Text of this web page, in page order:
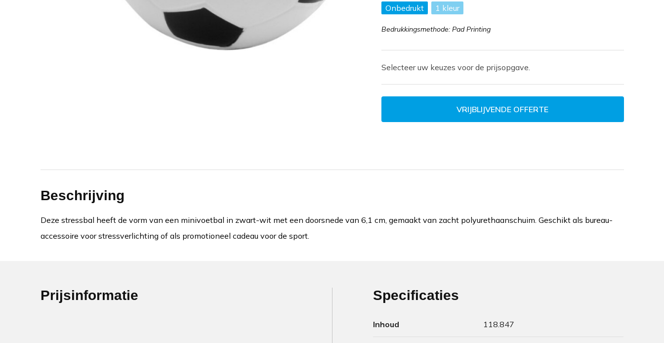
Onbedrukt
1
Bedrukkingsmethode: Pad Printing
Selecteer uw keuzes voor de prijsopgave.
VRIJBLIJVENDE OFFERTE
Beschrijving
Deze stressbal heeft de vorm van een minivoetbal in zwart-wit met een doorsnede van 6,1 cm, gemaakt van zacht polyurethaanschuim. Geschikt als bureau-
accessoire voor stressverlichting of als promotioneel cadeau voor de sport.
Prijsinformatie Specificaties
Inhoud 118.847